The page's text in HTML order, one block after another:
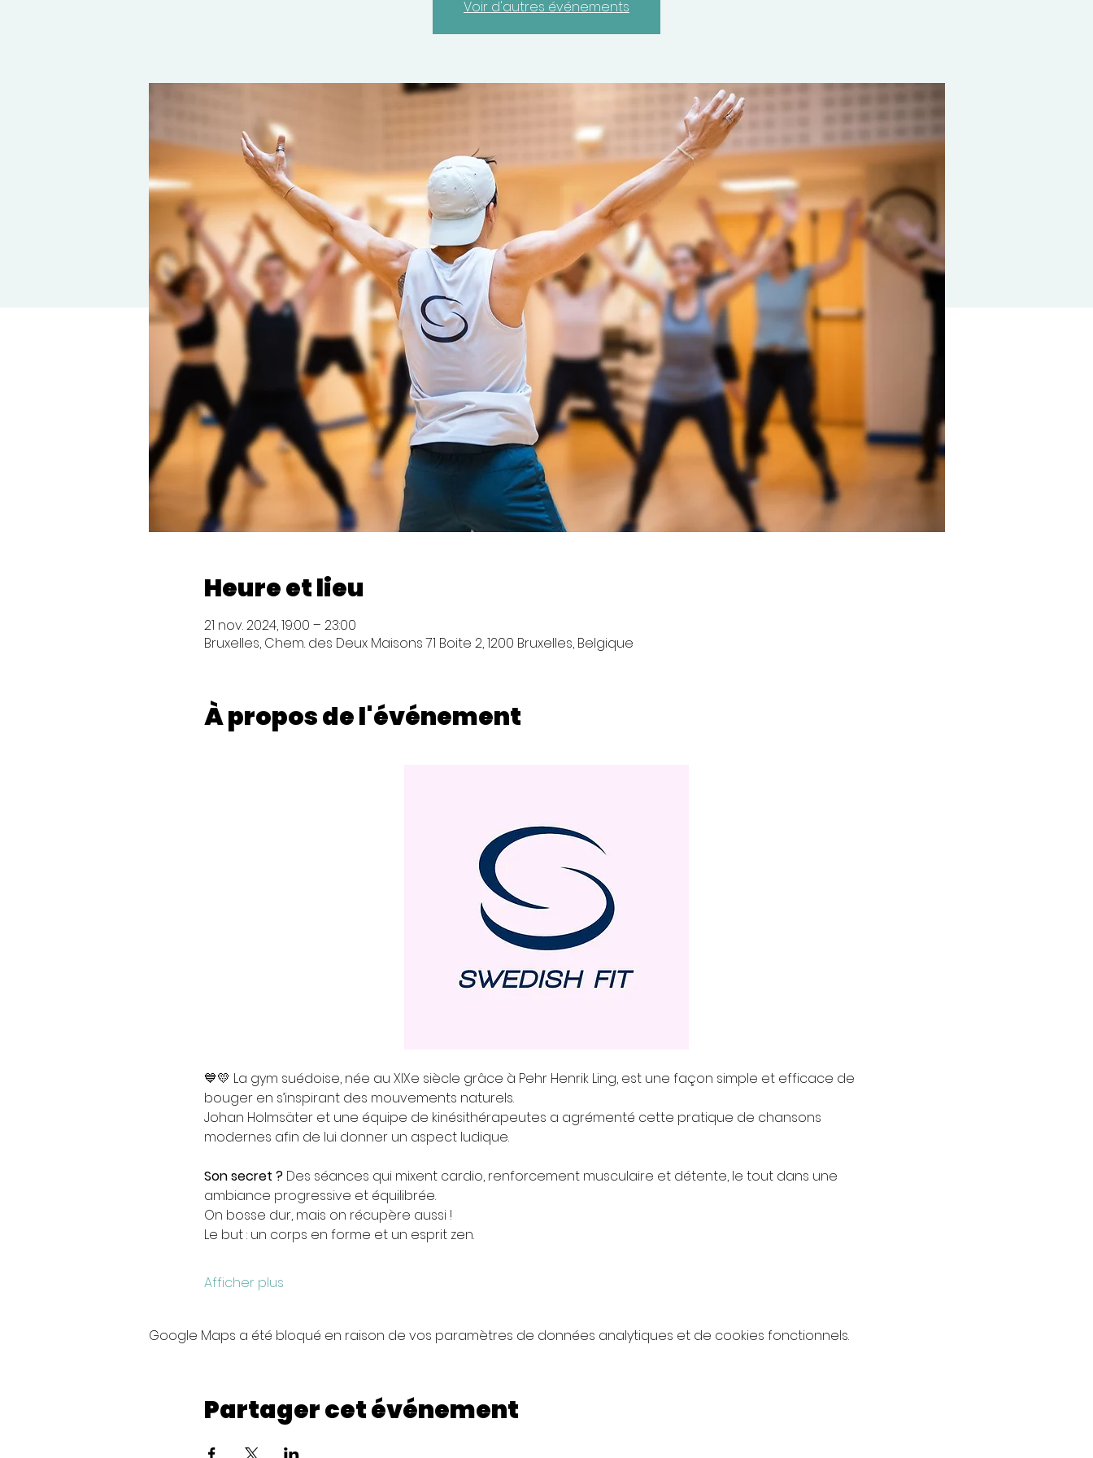
Voir d'autres événements
Heure et lieu
21 nov. 2024, 19:00 – 23:00
Bruxelles, Chem. des Deux Maisons 71 Boite 2, 1200 Bruxelles, Belgique
À propos de l'événement
💙💛 La gym suédoise, née au XIXe siècle grâce à Pehr Henrik Ling, est une façon simple et efficace de
bouger en s’inspirant des mouvements naturels.
Johan Holmsäter et une équipe de kinésithérapeutes a agrémenté cette pratique de chansons
modernes afin de lui donner un aspect ludique.
Son secret ? Des séances qui mixent cardio, renforcement musculaire et détente, le tout dans une
ambiance progressive et équilibrée.
On bosse dur, mais on récupère aussi !
Le but : un corps en forme et un esprit zen.
Afficher plus
Google Maps a été bloqué en raison de vos paramètres de données analytiques et de cookies fonctionnels.
Partager cet événement